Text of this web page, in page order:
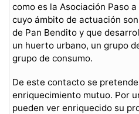
como es la Asociación Paso
cuyo ámbito de actuación
de Pan Bendito y que
un huerto urbano, un grupo
grupo de consumo.
De este contacto se
enriquecimiento mutuo. Por
pueden ver enriquecido su